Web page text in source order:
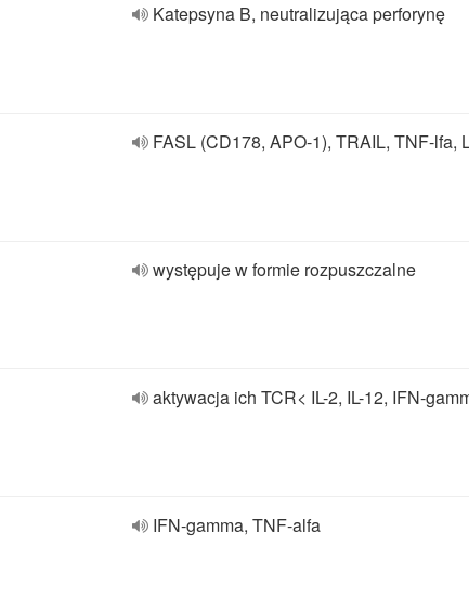
Katepsyna B, neutralizująca perforynę
FASL (CD178, APO-1), TRAIL, TNF-lfa,
występuje w formie rozpuszczalne
aktywacja ich TCR< IL-2, IL-12, IFN-
IFN-gamma, TNF-alfa